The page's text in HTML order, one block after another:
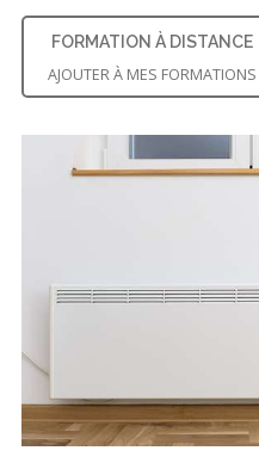
FORMATION À DISTANCE
AJOUTER À MES FORMATIONS